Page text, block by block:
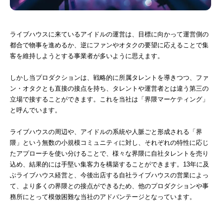
ライブハウスに来ているアイドルの運営は、目標に向かって運営側の
都合で物事を進めるか、逆にファンやオタクの要望に応えることで集
客を維持しようとする事業者が多いように思えます。
しかし当プロダクションは、戦略的に所属タレントを導きつつ、ファ
ン・オタクとも直接の接点を持ち、タレントや運営者とは違う第三の
立場で接することができます。これを当社は「界隈マーケティング」
と呼んでいます。
ライブハウスの周辺や、アイドルの系統や人脈ごと形成される「界
隈」という無数の小規模コミュニティに対し、それぞれの特性に応じ
たアプローチを使い分けることで、様々な界隈に自社タレントを売り
込め、結果的には手堅い集客力を構築することができます。13年に及
ぶライブハウス経営と、今後出店する自社ライブハウスの営業によっ
て、より多くの界隈との接点ができるため、他のプロダクションや事
務所にとって模倣困難な当社のアドバンテージとなっています。